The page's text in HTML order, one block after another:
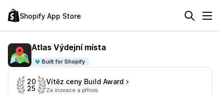
Shopify App Store
Atlas Výdejní místa
Built for Shopify
20
25
Vítěz ceny Build Award
Za inovace a přínos